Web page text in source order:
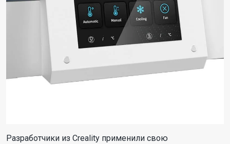
Разработчики из Creality применили свою